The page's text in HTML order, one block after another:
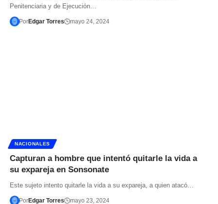
Penitenciaria y de Ejecución…
PorEdgar Torres mayo 24, 2024
NACIONALES
Capturan a hombre que intentó quitarle la vida a
su expareja en Sonsonate
Este sujeto intento quitarle la vida a su expareja, a quien atacó…
PorEdgar Torres mayo 23, 2024